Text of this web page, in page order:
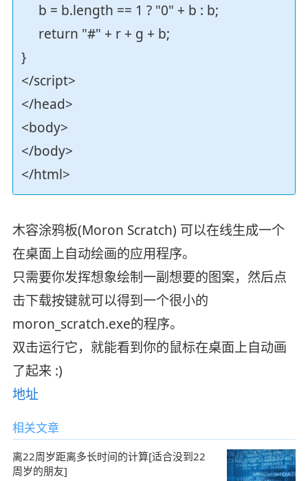
b = b.length == 1 ? "0" + b : b;
return "#" + r + g + b;
}
</script>
</head>
<body>
</body>
</html>
木容涂鸦板(Moron Scratch) 可以在线生成一个
在桌面上自动绘画的应用程序。
只需要你发挥想象绘制一副想要的图案，然后点
击下载按键就可以得到一个很小的
moron_scratch.exe的程序。
双击运行它，就能看到你的鼠标在桌面上自动画
了起来 :)
地址
相关文章
离22周岁距离多长时间的计算[适合没到22
周岁的朋友]